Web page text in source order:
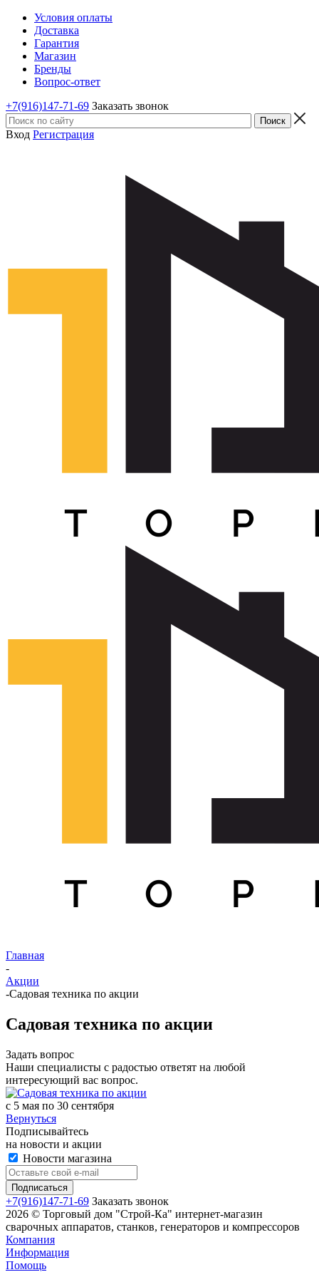
Условия оплаты
Доставка
Гарантия
Магазин
Бренды
Вопрос-ответ
+7(916)147-71-69 Заказать звонок
Вход Регистрация
Главная
-
Акции
-Садовая техника по акции
Садовая техника по акции
Задать вопрос
Наши специалисты с радостью ответят на любой
интересующий вас вопрос.
с 5 мая по 30 сентября
Вернуться
Подписывайтесь
на новости и акции
Новости магазина
+7(916)147-71-69 Заказать звонок
2026 © Торговый дом "Строй-Ка" интернет-магазин
сварочных аппаратов, станков, генераторов и компрессоров
Компания
Информация
Помощь